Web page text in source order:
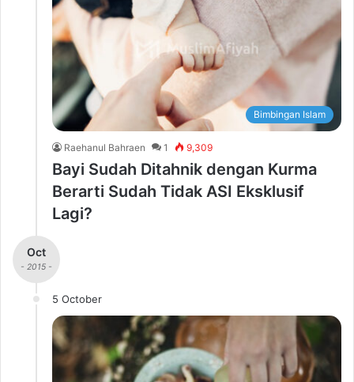
Bimbingan Islam
Raehanul Bahraen 1 9,309
Bayi Sudah Ditahnik dengan Kurma
Berarti Sudah Tidak ASI Eksklusif
Lagi?
Oct
- 2015 -
5 October